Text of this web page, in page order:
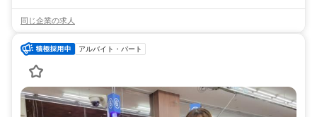
同じ企業の求人
アルバイト・パート